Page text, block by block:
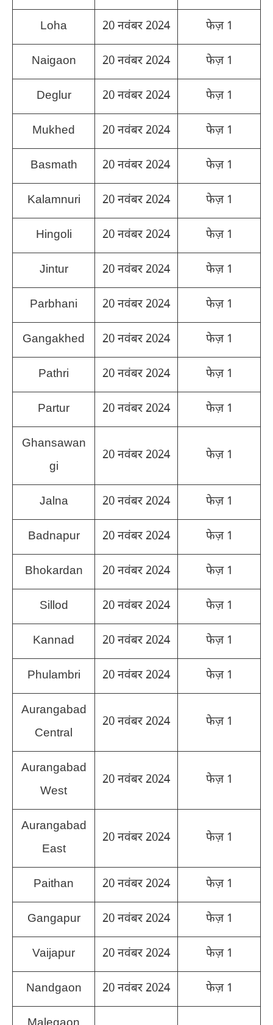
Loha 20 नवंबर 2024 फेज़ 1
Naigaon 20 नवंबर 2024 फेज़ 1
Deglur 20 नवंबर 2024 फेज़ 1
Mukhed 20 नवंबर 2024 फेज़ 1
Basmath 20 नवंबर 2024 फेज़ 1
Kalamnuri 20 नवंबर 2024 फेज़ 1
Hingoli 20 नवंबर 2024 फेज़ 1
Jintur 20 नवंबर 2024 फेज़ 1
Parbhani 20 नवंबर 2024 फेज़ 1
Gangakhed 20 नवंबर 2024 फेज़ 1
Pathri 20 नवंबर 2024 फेज़ 1
Partur 20 नवंबर 2024 फेज़ 1
Ghansawan
gi
20 नवंबर 2024 फेज़ 1
Jalna 20 नवंबर 2024 फेज़ 1
Badnapur 20 नवंबर 2024 फेज़ 1
Bhokardan 20 नवंबर 2024 फेज़ 1
Sillod 20 नवंबर 2024 फेज़ 1
Kannad 20 नवंबर 2024 फेज़ 1
Phulambri 20 नवंबर 2024 फेज़ 1
Aurangabad
Central
20 नवंबर 2024 फेज़ 1
Aurangabad
West
20 नवंबर 2024 फेज़ 1
Aurangabad
East
20 नवंबर 2024 फेज़ 1
Paithan 20 नवंबर 2024 फेज़ 1
Gangapur 20 नवंबर 2024 फेज़ 1
Vaijapur 20 नवंबर 2024 फेज़ 1
Nandgaon 20 नवंबर 2024 फेज़ 1